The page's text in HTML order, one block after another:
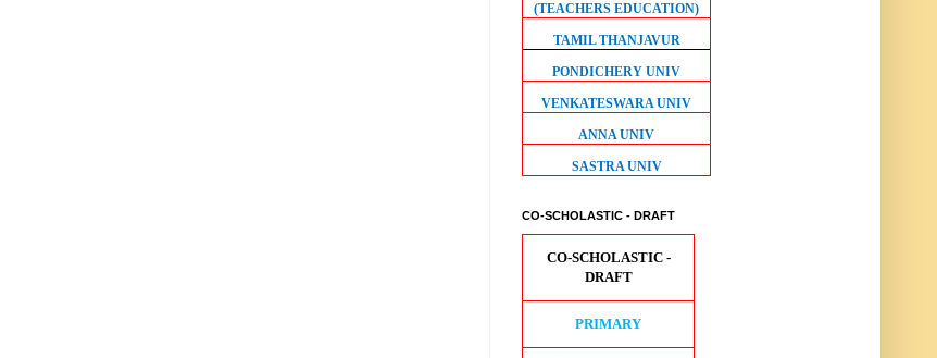
(TEACHERS EDUCATION)
TAMIL THANJAVUR
PONDICHERY UNIV
VENKATESWARA UNIV
ANNA UNIV
SASTRA UNIV
CO-SCHOLASTIC - DRAFT
CO-SCHOLASTIC -
DRAFT
PRIMARY